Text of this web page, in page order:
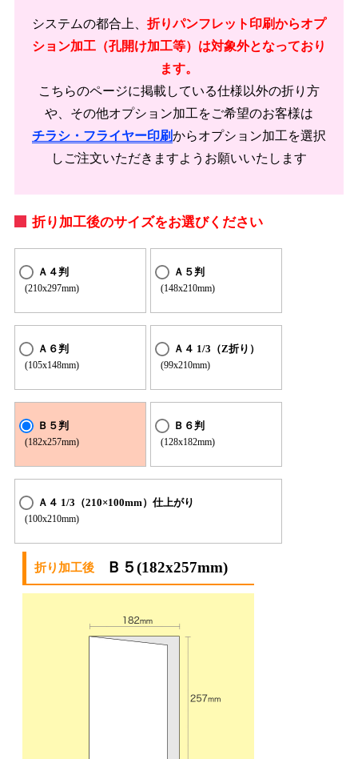
システムの都合上、 折りパンフレット印刷からオプ
ション加工（孔開け加工等）は対象外となっており
ます。
こちらのページに掲載している仕様以外の折り方
や、その他オプション加工をご希望のお客様は
チラシ・フライヤー印刷からオプション加工を選択
しご注文いただきますようお願いいたします
折り加工後のサイズをお選びください
Ａ４判
(210x297mm)
Ａ５判
(148x210mm)
Ａ６判
(105x148mm)
Ａ４ 1/3（Z折り）
(99x210mm)
Ｂ５判
(182x257mm)
Ｂ６判
(128x182mm)
Ａ４ 1/3（210×100mm）仕上がり
(100x210mm)
Ｂ５(182x257mm)